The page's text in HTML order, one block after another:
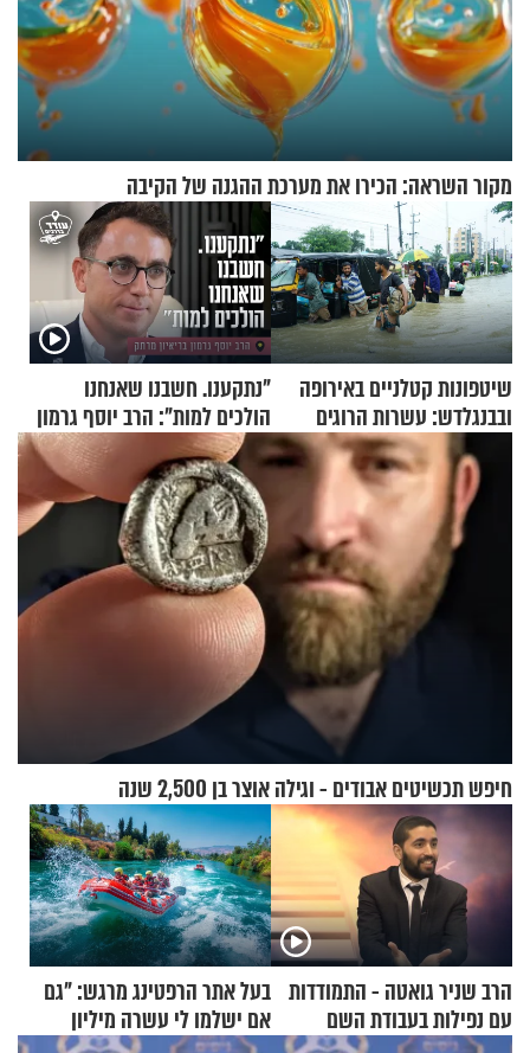
מקור השראה: הכירו את מערכת ההגנה של הקיבה
שיטפונות קטלניים באירופה
ובבנגלדש: עשרות הרוגים
ומיליון נפגעים
"נתקענו. חשבנו שאנחנו
הולכים למות": הרב יוסף גרמון
בריאיון מרתק
חיפש תכשיטים אבודים - וגילה אוצר בן 2,500 שנה
הרב שניר גואטה - התמודדות
עם נפילות בעבודת השם
בעל אתר הרפטינג מרגש: "גם
אם ישלמו לי עשרה מיליון